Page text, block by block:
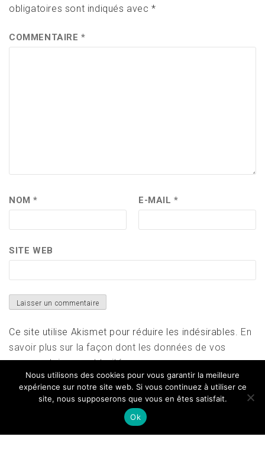
obligatoires sont indiqués avec*
COMMENTAIRE*
NOM* E-MAIL*
SITE WEB
Ce site utilise Akismet pour réduire les indésirables. En
savoir plus sur la façon dont les données de vos
commentaires sont traitées.
Nous utilisons des cookies pour vous garantir la meilleure
expérience sur notre site web. Si vous continuez à utiliser ce
site, nous supposerons que vous en êtes satisfait.
Ok